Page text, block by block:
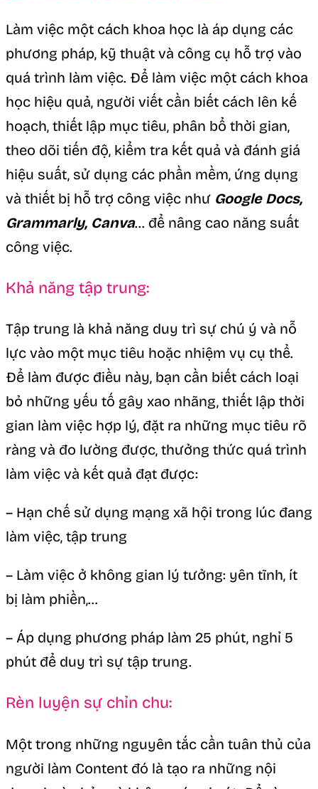
Làm việc một cách khoa học là áp dụng các
phương pháp, kỹ thuật và công cụ hỗ trợ vào
quá trình làm việc. Để làm việc một cách khoa
học hiệu quả, người viết cần biết cách lên kế
hoạch, thiết lập mục tiêu, phân bổ thời gian,
theo dõi tiến độ, kiểm tra kết quả và đánh giá
hiệu suất, sử dụng các phần mềm, ứng dụng
và thiết bị hỗ trợ công việc như Google Docs,
Grammarly, Canva… để nâng cao năng suất
công việc.
Khả năng tập trung:
Tập trung là khả năng duy trì sự chú ý và nỗ
lực vào một mục tiêu hoặc nhiệm vụ cụ thể.
Để làm được điều này, bạn cần biết cách loại
bỏ những yếu tố gây xao nhãng, thiết lập thời
gian làm việc hợp lý, đặt ra những mục tiêu rõ
ràng và đo lường được, thưởng thức quá trình
làm việc và kết quả đạt được:
– Hạn chế sử dụng mạng xã hội trong lúc đang
làm việc, tập trung
– Làm việc ở không gian lý tưởng: yên tĩnh, ít
bị làm phiền,…
– Áp dụng phương pháp làm 25 phút, nghỉ 5
phút để duy trì sự tập trung.
Rèn luyện sự chỉn chu:
Một trong những nguyên tắc cần tuân thủ của
người làm Content đó là tạo ra những nội